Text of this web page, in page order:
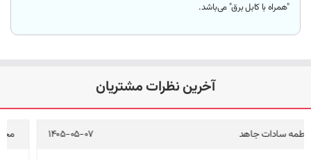
"همراه با کابل برق"می‌باشد.
آخرین نظرات مشتریان
مجتبی کولیوند 1405-05-04